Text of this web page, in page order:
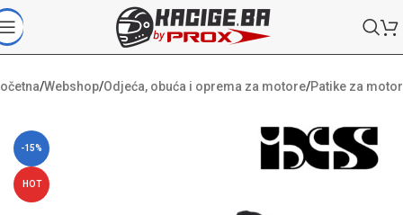
/Webshop/Odjeća, obuća i oprema za motore/Patike za motor
-15%
HOT